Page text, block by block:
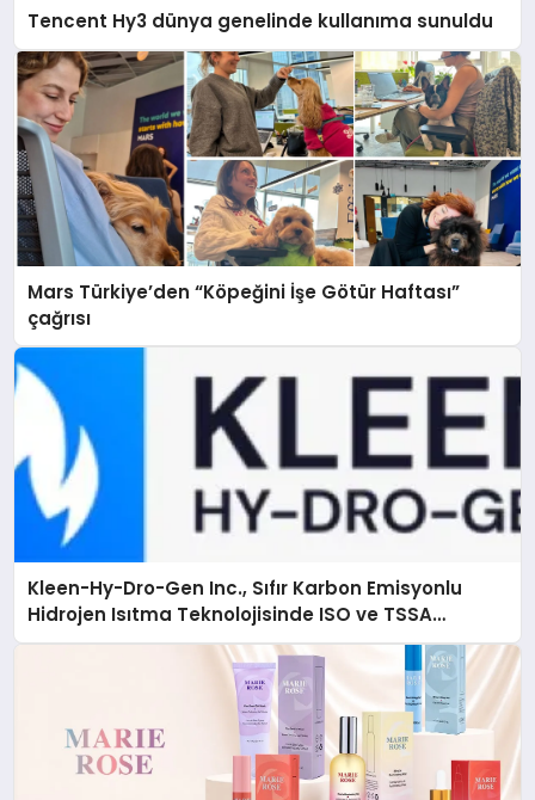
Tencent Hy3 dünya genelinde kullanıma sunuldu
Mars Türkiye’den “Köpeğini İşe Götür Haftası”
çağrısı
Kleen-Hy-Dro-Gen Inc., Sıfır Karbon Emisyonlu
Hidrojen Isıtma Teknolojisinde ISO ve TSSA
Düzenleyici Onaylarını Aldı